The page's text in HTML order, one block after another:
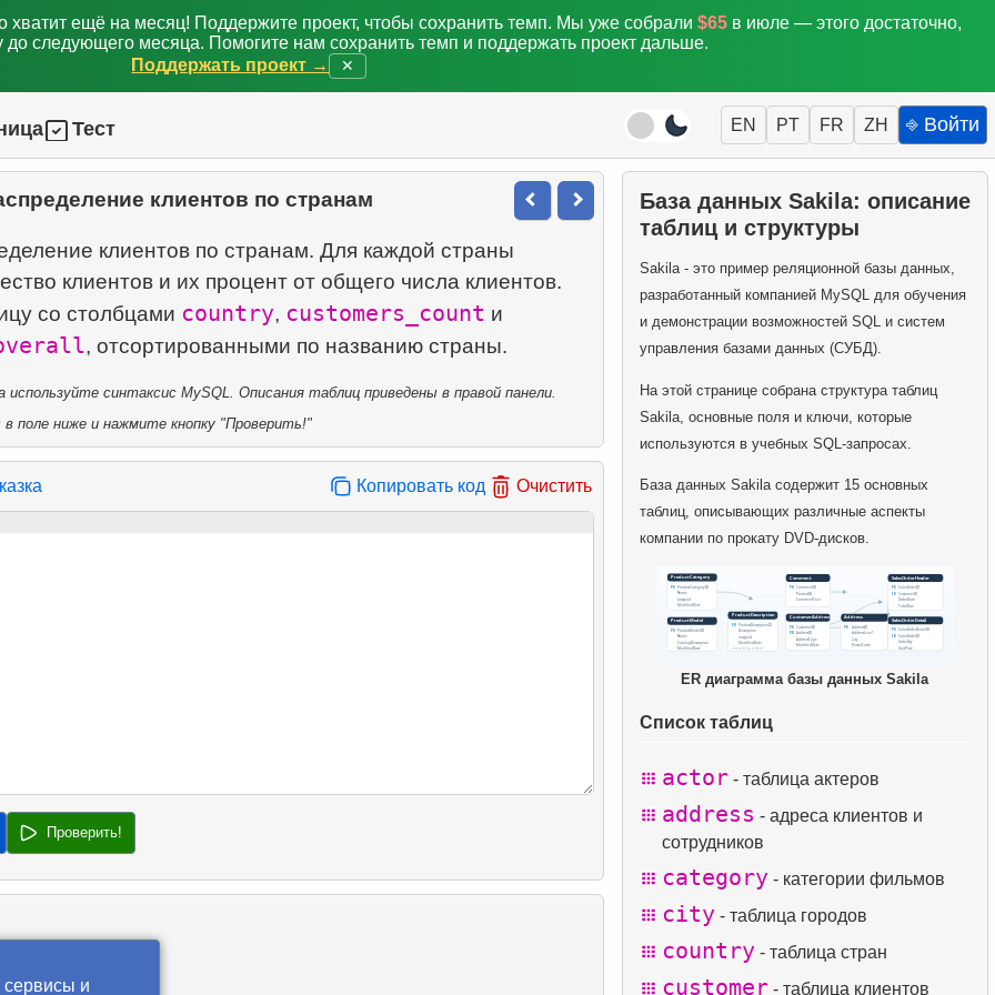
хватит ещё на месяц! Поддержите проект, чтобы сохранить темп. Мы уже собрали $65 в июле — этого достаточно,
до следующего месяца. Помогите нам сохранить темп и поддержать проект дальше.
Поддержать проект →
✕
Тест EN PT FR ZH ⎆ Войти
клиентов по странам
клиентов по странам. Для каждой страны
клиентов и их процент от общего числа клиентов.
со столбцами country, customers_count и
синтаксис MySQL. Описания таблиц приведены в правой панели.
поле ниже и нажмите кнопку "Проверить!"
Копировать код Очистить
Проверить!
База данных Sakila: описание
таблиц и структуры
Sakila - это пример реляционной базы данных,
разработанный компанией MySQL для обучения
и демонстрации возможностей SQL и систем
управления базами данных (СУБД).
На этой странице собрана структура таблиц
Sakila, основные поля и ключи, которые
используются в учебных SQL-запросах.
База данных Sakila содержит 15 основных
таблиц, описывающих различные аспекты
компании по прокату DVD-дисков.
ER диаграмма базы данных Sakila
Список таблиц
actor - таблица актеров
address - адреса клиентов и
сотрудников
category - категории фильмов
city - таблица городов
country - таблица стран
customer - таблица клиентов
сервисы и